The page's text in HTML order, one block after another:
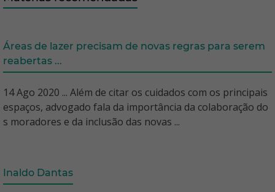
Áreas de lazer precisam de novas regras para serem
reabertas ...
14 Ago 2020 ... Além de citar os cuidados com os principais
espaços, advogado fala da importância da colaboração do
s moradores e da inclusão das novas ...
Inaldo Dantas